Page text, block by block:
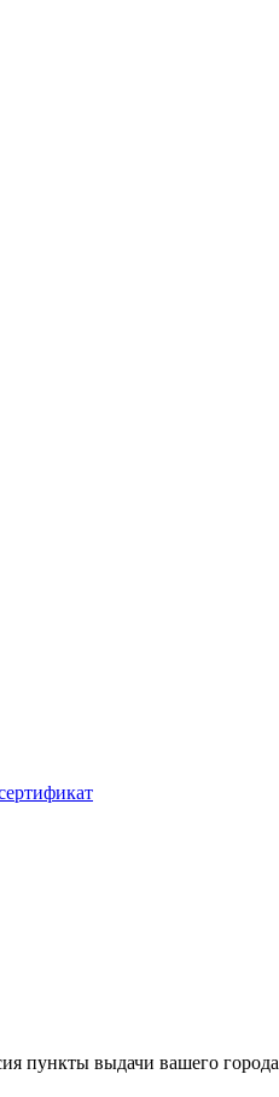
пункты выдачи вашего города